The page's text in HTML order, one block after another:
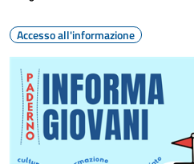
Accesso all'informazione